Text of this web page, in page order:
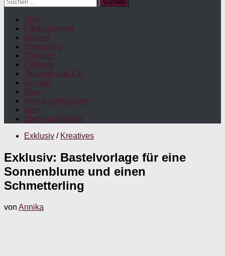
nach:
Start
Fortbildungen
Bücher
Betreuung
Themen
Exklusiv
Taschen und Co.
Kontakt
Maw
Nichts verpassen!
App
Stellenangebote
Exklusiv / Kreatives
Exklusiv: Bastelvorlage für eine
Sonnenblume und einen
Schmetterling
von Annika